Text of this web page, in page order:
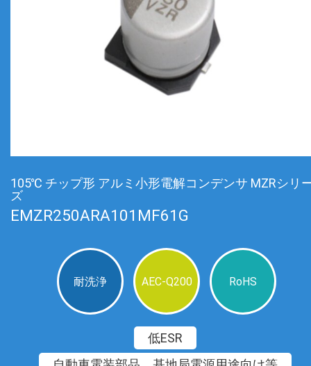
105℃ チップ形 アルミ小形電解コンデンサ MZRシリ
ズ
EMZR250ARA101MF61G
耐洗浄 AEC-Q200 RoHS
低ESR